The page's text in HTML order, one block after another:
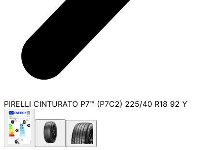
PIRELLI CINTURATO P7™ (P7C2) 225/40 R18 92 Y